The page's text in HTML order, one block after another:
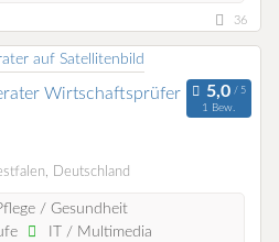
36
Wirtschaftsprüfer
1 Bew.
Deutschland
/ Gesundheit
IT / Multimedia